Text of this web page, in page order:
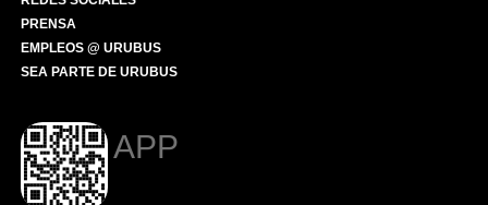
PRENSA
EMPLEOS @ URUBUS
SEA PARTE DE URUBUS
APP